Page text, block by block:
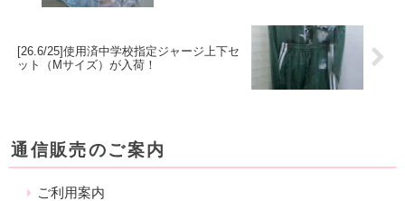
[26.6/25]使用済中学校指定ジャージ上下セ
ット（Mサイズ）が入荷！
通信販売のご案内
ご利用案内